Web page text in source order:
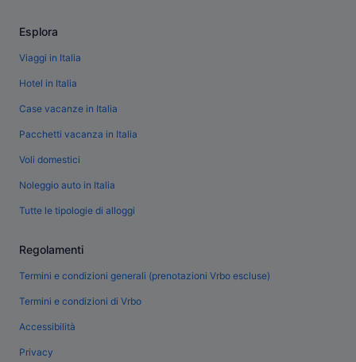
Esplora
Viaggi in Italia
Hotel in Italia
Case vacanze in Italia
Pacchetti vacanza in Italia
Voli domestici
Noleggio auto in Italia
Tutte le tipologie di alloggi
Regolamenti
Termini e condizioni generali (prenotazioni Vrbo escluse)
Termini e condizioni di Vrbo
Accessibilità
Privacy